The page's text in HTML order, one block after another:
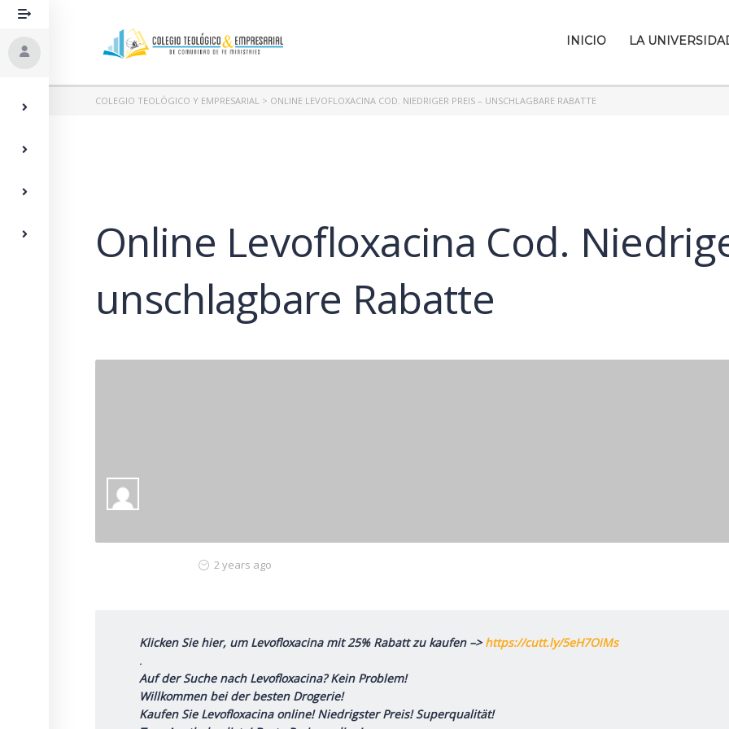
INICIO LA
COLEGIO TEOLÓGICO Y EMPRESARIAL > ONLINE LEVOFLOXACINA COD. NIEDRIGER PREIS – UNSCHLAGBARE RABATTE
Online Levofloxacina Cod.
unschlagbare Rabatte
2 years ago
Klicken Sie hier, um Levofloxacina mit 25% Rabatt zu kaufen –> https://cutt.ly/5eH7OiMs
.
Auf der Suche nach Levofloxacina? Kein Problem!
Willkommen bei der besten Drogerie!
Kaufen Sie Levofloxacina online! Niedrigster Preis! Superqualität!